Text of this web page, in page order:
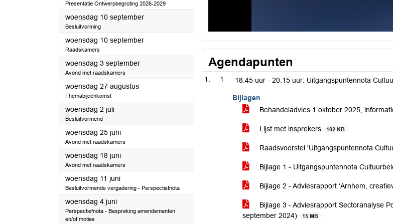
Presentatie Ontwerpbegroting 2026-2029
woensdag 10 september2025
Besluitvorming
woensdag 10 september2025
Raadskamers
woensdag 3 september2025
Avond met raadskamers
woensdag 27 augustus2025
Themabijeenkomst
woensdag 2 juli2025
Besluitvormend
woensdag 25 juni2025
Avond met raadskamers
woensdag 18 juni2025
Avond met raadskamers
woensdag 11 juni2025
Besluitvormende vergadering - Perspectiefnota
woensdag 4 juni2025
Perspectiefnota - Bespreking amendementen
en/of moties
Agendapunten
1 18.45 uur - 20.15 uur: Uitgangspuntennota
Bijlagen
Behandeladvies 1 oktober 2025,
Lijst met insprekers 102 KB
Raadsvoorstel 'Uitgangspuntennota
Bijlage 1 - Uitgangspuntennota
Bijlage 2 - Adviesrapport ‘Arnhem,
Bijlage 3 - Adviesrapport Sectoranalyse
september 2024)
15 MB